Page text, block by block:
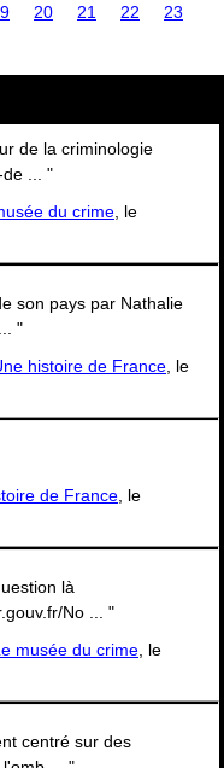
20 21 22
23
de la criminologie
de ... "
du crime , le
son pays par Nathalie
"
histoire de France , le
de France , le
là
No ... "
musée du crime , le
centré sur des